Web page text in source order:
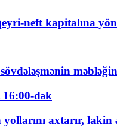
neft kapitalına
16:00-dək
axtarır, lakin